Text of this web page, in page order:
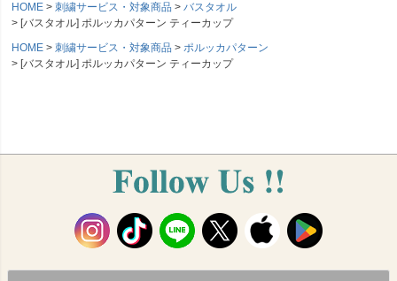
HOME
刺繍サービス・対象商品
バスタオル
[バスタオル] ポルッカパターン ティーカップ
HOME
刺繍サービス・対象商品
ポルッカパターン
[バスタオル] ポルッカパターン ティーカップ